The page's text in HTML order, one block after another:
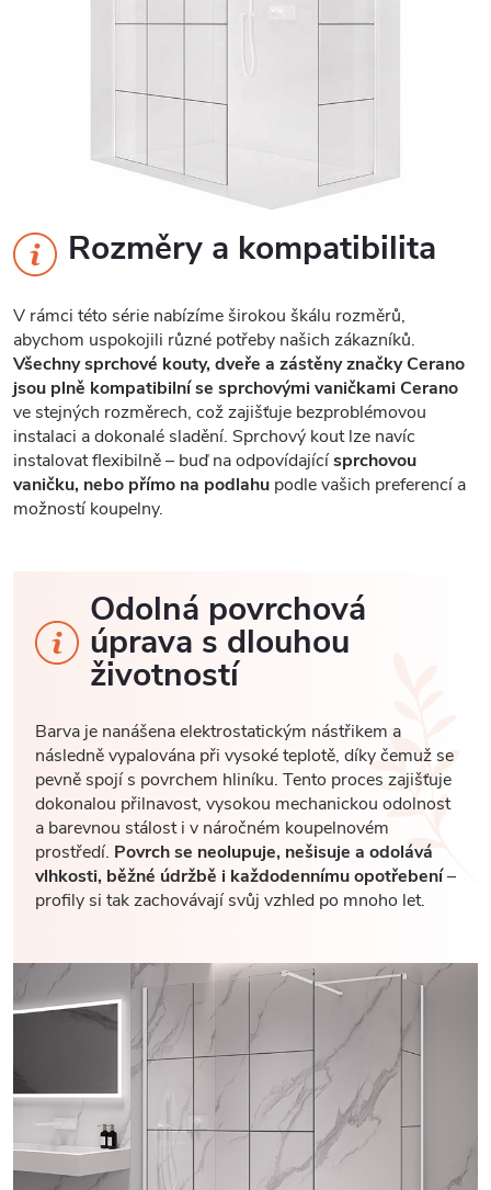
Rozměry a kompatibilita
V rámci této série nabízíme širokou škálu rozměrů,
abychom uspokojili různé potřeby našich zákazníků.
Všechny sprchové kouty, dveře a zástěny značky Cerano
jsou plně kompatibilní se sprchovými vaničkami Cerano
ve stejných rozměrech, což zajišťuje bezproblémovou
instalaci a dokonalé sladění. Sprchový kout lze navíc
instalovat flexibilně – buď na odpovídajícísprchovou
vaničku, nebo přímo na podlahu podle vašich preferencí a
možností koupelny.
Odolná povrchová
úprava s dlouhou
životností
Barva je nanášena elektrostatickým nástřikem a
následně vypalována při vysoké teplotě, díky čemuž se
pevně spojí s povrchem hliníku. Tento proces zajišťuje
dokonalou přilnavost, vysokou mechanickou odolnost
a barevnou stálost i v náročném koupelnovém
prostředí. Povrch se neolupuje, nešisuje a odolává
vlhkosti, běžné údržbě i každodennímu opotřebení–
profily si tak zachovávají svůj vzhled po mnoho let.